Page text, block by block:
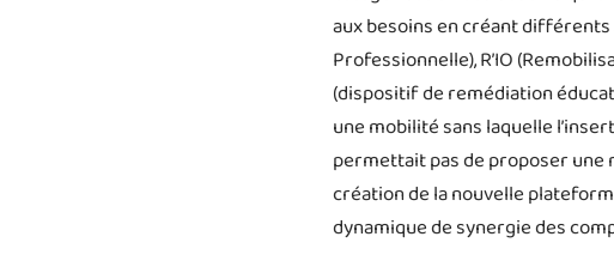
aux besoins en créant différents
Professionnelle), R’IO
(dispositif de remédiation
une mobilité sans laquelle
permettait pas de proposer
création de la nouvelle
dynamique de synergie des